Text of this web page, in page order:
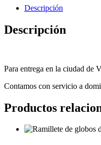
Descripción
Descripción
Para entrega en la ciudad de
Contamos con servicio a
Productos